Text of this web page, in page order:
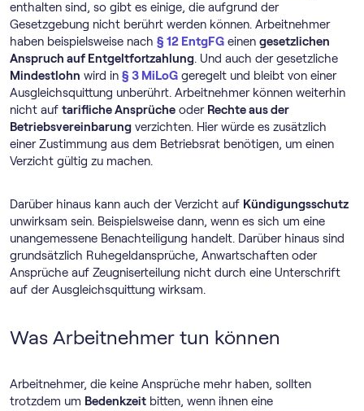
enthalten sind, so gibt es einige, die aufgrund der
Gesetzgebung nicht berührt werden können. Arbeitnehmer
haben beispielsweise nach § 12 EntgFG einen gesetzlichen
Anspruch auf Entgeltfortzahlung. Und auch der gesetzliche
Mindestlohn wird in § 3 MiLoG geregelt und bleibt von einer
Ausgleichsquittung unberührt. Arbeitnehmer können weiterhin
nicht auf tarifliche Ansprüche oder Rechte aus der
Betriebsvereinbarung verzichten. Hier würde es zusätzlich
einer Zustimmung aus dem Betriebsrat benötigen, um einen
Verzicht gültig zu machen.
Darüber hinaus kann auch der Verzicht auf Kündigungsschutz
unwirksam sein. Beispielsweise dann, wenn es sich um eine
unangemessene Benachteiligung handelt. Darüber hinaus sind
grundsätzlich Ruhegeldansprüche, Anwartschaften oder
Ansprüche auf Zeugniserteilung nicht durch eine Unterschrift
auf der Ausgleichsquittung wirksam.
Was Arbeitnehmer tun können
Arbeitnehmer, die keine Ansprüche mehr haben, sollten
trotzdem um Bedenkzeit bitten, wenn ihnen eine